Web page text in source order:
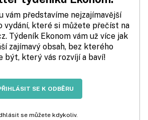
vám představíme nejzajímavější
vydání, které si můžete přečíst na
Týdeník Ekonom vám už více jak
zajímavý obsah, bez kterého
být, který vás rozvíjí a baví!
SE K ODBĚRU
se můžete kdykoliv.